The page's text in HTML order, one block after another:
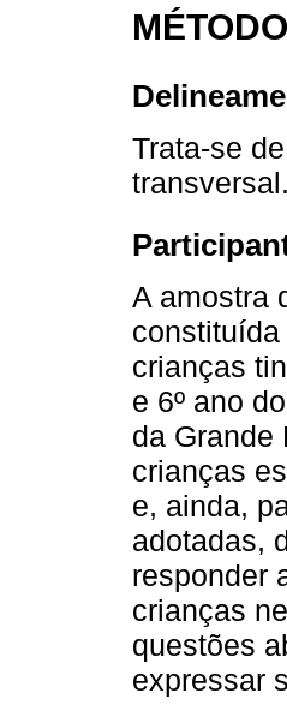
MÉTODO
Trata-se
transversal.
A amostra
crianças
e 6º ano
da Grande
crianças
e, ainda,
adotadas,
responder
crianças
questões
expressar